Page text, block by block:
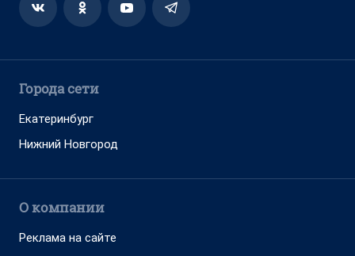
Города сети
Екатеринбург
Нижний Новгород
О компании
Реклама на сайте